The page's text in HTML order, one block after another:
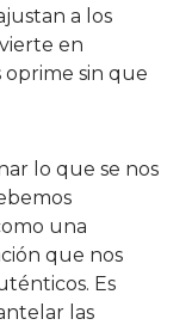
a los
en
oprime sin que
lo que se nos
una
que nos
Es
las